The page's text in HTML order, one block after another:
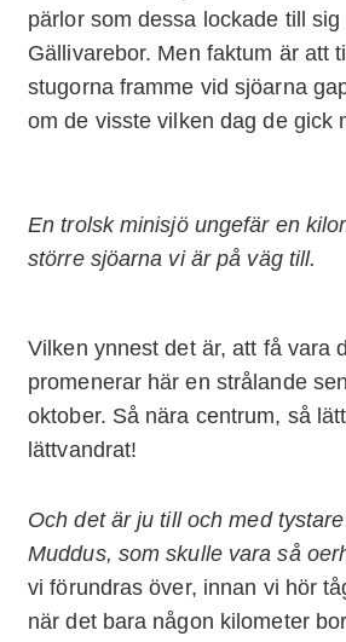
pärlor som dessa lockade till
Gällivarebor. Men faktum är att
stugorna framme vid sjöarna
om de visste vilken dag de gick
En trolsk minisjö ungefär en
större sjöarna vi är på väg till.
Vilken ynnest det är, att få vara
promenerar här en strålande
oktober. Så nära centrum, så
lättvandrat!
Och det är ju till och med
Muddus, som skulle vara så
vi förundras över, innan vi hör
när det bara någon kilometer